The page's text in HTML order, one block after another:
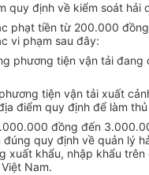
quy định về kiểm soát hải
phạt tiền từ 200.000
vi phạm sau đây:
phương tiện vận tải đang
tiện vận tải xuất
điểm quy định để làm
đồng đến
đúng quy định về quản lý
xuất khẩu, nhập khẩu
Nam.